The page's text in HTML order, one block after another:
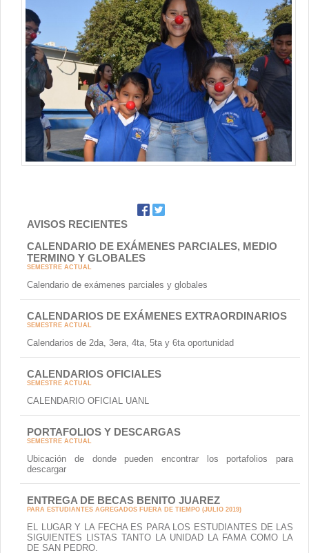
AVISOS RECIENTES
CALENDARIO DE EXÁMENES PARCIALES, MEDIO
TERMINO Y GLOBALES
SEMESTRE ACTUAL
Calendario de exámenes parciales y globales
CALENDARIOS DE EXÁMENES EXTRAORDINARIOS
SEMESTRE ACTUAL
Calendarios de 2da, 3era, 4ta, 5ta y 6ta oportunidad
CALENDARIOS OFICIALES
SEMESTRE ACTUAL
CALENDARIO OFICIAL UANL
PORTAFOLIOS Y DESCARGAS
SEMESTRE ACTUAL
Ubicación de donde pueden encontrar los portafolios para
descargar
ENTREGA DE BECAS BENITO JUAREZ
PARA ESTUDIANTES AGREGADOS FUERA DE TIEMPO (JULIO 2019)
EL LUGAR Y LA FECHA ES PARA LOS ESTUDIANTES DE LAS
SIGUIENTES LISTAS TANTO LA UNIDAD LA FAMA COMO LA
DE SAN PEDRO.